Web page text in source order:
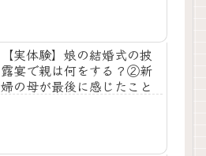
【実体験】娘の結婚式の披
露宴で親は何をする？②新
婦の母が最後に感じたこと